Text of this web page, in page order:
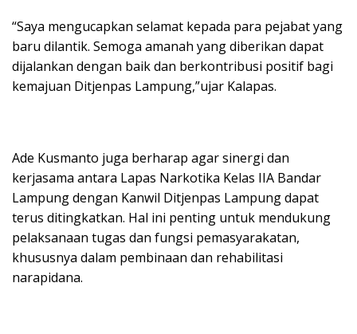
“Saya mengucapkan selamat kepada para pejabat yang
baru dilantik. Semoga amanah yang diberikan dapat
dijalankan dengan baik dan berkontribusi positif bagi
kemajuan Ditjenpas Lampung,”ujar Kalapas.
Ade Kusmanto juga berharap agar sinergi dan
kerjasama antara Lapas Narkotika Kelas IIA Bandar
Lampung dengan Kanwil Ditjenpas Lampung dapat
terus ditingkatkan. Hal ini penting untuk mendukung
pelaksanaan tugas dan fungsi pemasyarakatan,
khususnya dalam pembinaan dan rehabilitasi
narapidana.